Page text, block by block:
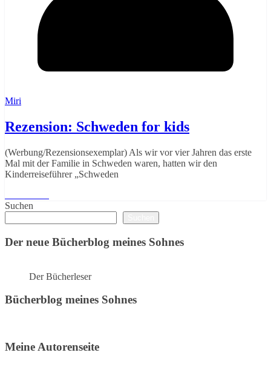
Miri
Rezension: Schweden for kids
(Werbung/Rezensionsexemplar) Als wir vor vier Jahren das erste
Mal mit der Familie in Schweden waren, hatten wir den
Kinderreiseführer „Schweden
Suchen
Der neue Bücherblog meines Sohnes
Der Bücherleser
Bücherblog meines Sohnes
Meine Autorenseite